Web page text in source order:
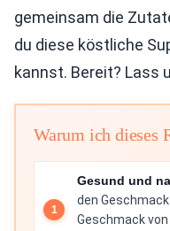
gemeinsam die
du diese köstliche
kannst. Bereit? Lass
Warum ich dieses
Gesund und
den
Geschmack